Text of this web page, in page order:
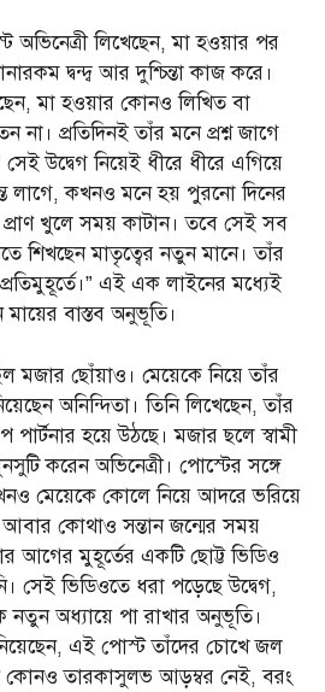
অভিনেত্রী লিখেছেন, মা হওয়ার পর
দ্বন্দ্ব আর দুশ্চিন্তা কাজ করে।
মা হওয়ার কোনও লিখিত বা
না। প্রতিদিনই তাঁর মনে প্রশ্ন জাগে
উদ্বেগ নিয়েই ধীরে ধীরে এগিয়ে
লাগে, কখনও মনে হয় পুরনো দিনের
খুলে সময় কাটান। তবে সেই সব
শিখছেন মাতৃত্বের নতুন মানে। তাঁর
এই এক লাইনের মধ্যেই
বাস্তব অনুভূতি।
মজার ছোঁয়াও। মেয়েকে নিয়ে তাঁর
অনিন্দিতা। তিনি লিখেছেন, তাঁর
পার্টনার হয়ে উঠছে। মজার ছলে স্বামী
করেন অভিনেত্রী। পোস্টের সঙ্গে
মেয়েকে কোলে নিয়ে আদরে ভরিয়ে
আবার কোথাও সন্তান জন্মের সময়
আগের মুহূর্তের একটি ছোট্ট ভিডিও
সেই ভিডিওতে ধরা পড়েছে উদ্বেগ,
অধ্যায়ে পা রাখার অনুভূতি।
এই পোস্ট তাঁদের চোখে জল
কোনও তারকাসুলভ আড়ম্বর নেই, বরং